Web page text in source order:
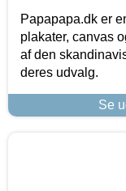
Papapapa.dk er
plakater, canvas
af den
deres udvalg.
Se